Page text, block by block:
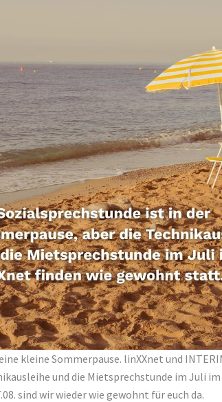
kleine Sommerpause. linXXnet und
und die Mietsprechstunde im Juli
sind wir wieder wie gewohnt für euch da.